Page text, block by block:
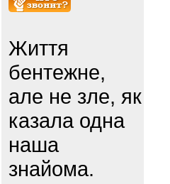
Життя
бентежне,
але не зле, як
казала одна
наша
знайома.